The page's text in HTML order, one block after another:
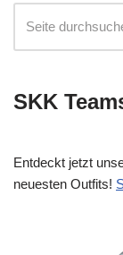
SKK
Entdeckt jetzt
neuesten Outfits!